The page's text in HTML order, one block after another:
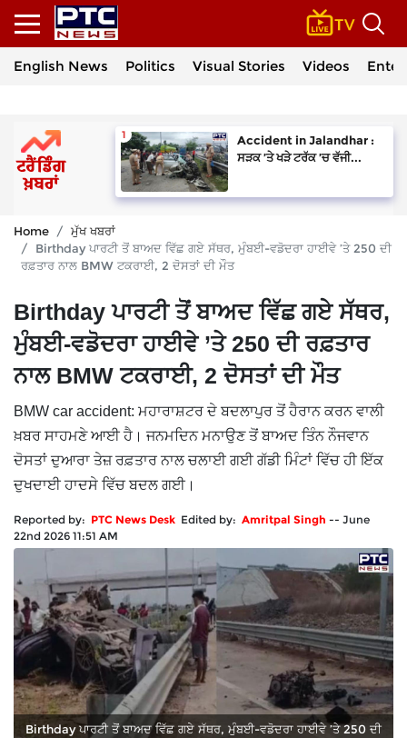
English News Politics Visual Stories Videos
Accident in Jalandhar :
ਸੜਕ ’ਤੇ ਖੜੇ ਟਰੱਕ ’ਚ ਵੱਜੀ...
Home
ਮੁੱਖ ਖਬਰਾਂ
Birthday ਪਾਰਟੀ ਤੋਂ ਬਾਅਦ ਵਿੱਛ ਗਏ ਸੱਥਰ, ਮੁੰਬਈ-ਵਡੋਦਰਾ ਹਾਈਵੇ ’ਤੇ 250 ਦੀ
ਰਫ਼ਤਾਰ ਨਾਲ BMW ਟਕਰਾਈ, 2 ਦੋਸਤਾਂ ਦੀ ਮੌਤ
Birthday ਪਾਰਟੀ ਤੋਂ ਬਾਅਦ ਵਿੱਛ ਗਏ ਸੱਥਰ,
ਮੁੰਬਈ-ਵਡੋਦਰਾ ਹਾਈਵੇ ’ਤੇ 250 ਦੀ ਰਫ਼ਤਾਰ
ਨਾਲ BMW ਟਕਰਾਈ, 2 ਦੋਸਤਾਂ ਦੀ ਮੌਤ
BMW car accident: ਮਹਾਰਾਸ਼ਟਰ ਦੇ ਬਦਲਾਪੁਰ ਤੋਂ ਹੈਰਾਨ ਕਰਨ ਵਾਲੀ
ਖ਼ਬਰ ਸਾਹਮਣੇ ਆਈ ਹੈ। ਜਨਮਦਿਨ ਮਨਾਉਣ ਤੋਂ ਬਾਅਦ ਤਿੰਨ ਨੌਜਵਾਨ
ਦੋਸਤਾਂ ਦੁਆਰਾ ਤੇਜ਼ ਰਫ਼ਤਾਰ ਨਾਲ ਚਲਾਈ ਗਈ ਗੱਡੀ ਮਿੰਟਾਂ ਵਿੱਚ ਹੀ ਇੱਕ
ਦੁਖਦਾਈ ਹਾਦਸੇ ਵਿੱਚ ਬਦਲ ਗਈ।
Reported by: PTC News Desk Edited by: Amritpal Singh -- June
22nd 2026 11:51 AM
Birthday ਪਾਰਟੀ ਤੋਂ ਬਾਅਦ ਵਿੱਛ ਗਏ ਸੱਥਰ, ਮੁੰਬਈ-ਵਡੋਦਰਾ ਹਾਈਵੇ ’ਤੇ 250 ਦੀ